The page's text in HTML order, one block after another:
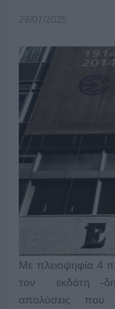
29/07/2025
Με πλειοψηφία 4
τον εκδότη -
απολύσεις που